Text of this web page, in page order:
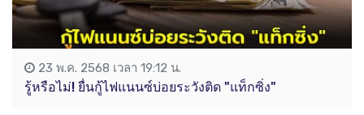
23 พ.ค. 2568 เวลา 19:12 น.
รู้หรือไม่! ยื่นกู้ไฟแนนซ์บ่อยระวังติด "แท็กซิ่ง"